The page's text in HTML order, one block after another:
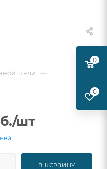
стали —
/шт
В КОРЗИНУ
0
0